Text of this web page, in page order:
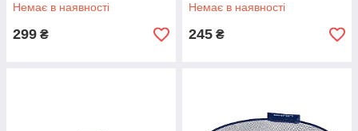
Немає в наявності
299 ₴
Немає в наявності
245 ₴